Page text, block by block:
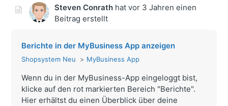
Steven Conrath hatvor 3 Jahren einen
Beitrag erstellt
Berichte in der MyBusiness App anzeigen
Shopsystem Neu MyBusiness App
Wenn du in der MyBusiness-App eingeloggt bist,
klicke auf den rot markierten Bereich "Berichte".
Hier erhältst du einen Überblick über deine